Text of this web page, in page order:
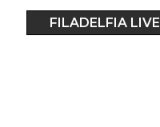
FILADELFIA LIVE